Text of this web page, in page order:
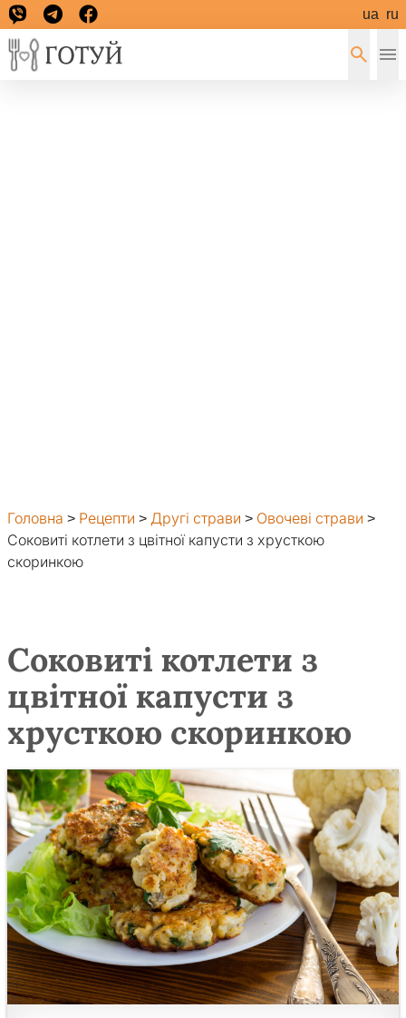
ua ru
Головна > Рецепти > Другі страви > Овочеві страви >
Соковиті котлети з цвітної капусти з хрусткою
скоринкою
Соковиті котлети з
цвітної капусти з
хрусткою скоринкою